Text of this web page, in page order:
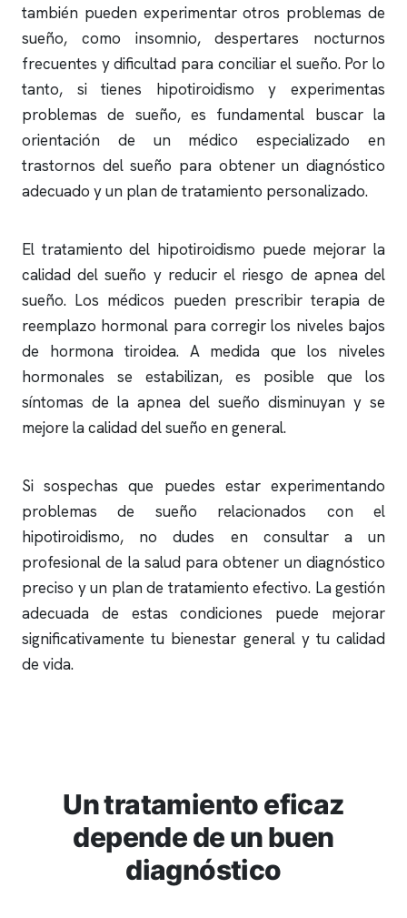
también pueden experimentar otros problemas de
sueño, como insomnio, despertares nocturnos
frecuentes y dificultad para conciliar el sueño. Por lo
tanto, si tienes hipotiroidismo y experimentas
problemas de sueño, es fundamental buscar la
orientación de un médico especializado en
trastornos del sueño para obtener un diagnóstico
adecuado y un plan de tratamiento personalizado.
El tratamiento del hipotiroidismo puede mejorar la
calidad del sueño y reducir el riesgo de apnea del
sueño. Los médicos pueden prescribir terapia de
reemplazo hormonal para corregir los niveles bajos
de hormona tiroidea. A medida que los niveles
hormonales se estabilizan, es posible que los
síntomas de la apnea del sueño disminuyan y se
mejore la calidad del sueño en general.
Si sospechas que puedes estar experimentando
problemas de sueño relacionados con el
hipotiroidismo, no dudes en consultar a un
profesional de la salud para obtener un diagnóstico
preciso y un plan de tratamiento efectivo. La gestión
adecuada de estas condiciones puede mejorar
significativamente tu bienestar general y tu calidad
de vida.
Un tratamiento eficaz
depende de un buen
diagnóstico